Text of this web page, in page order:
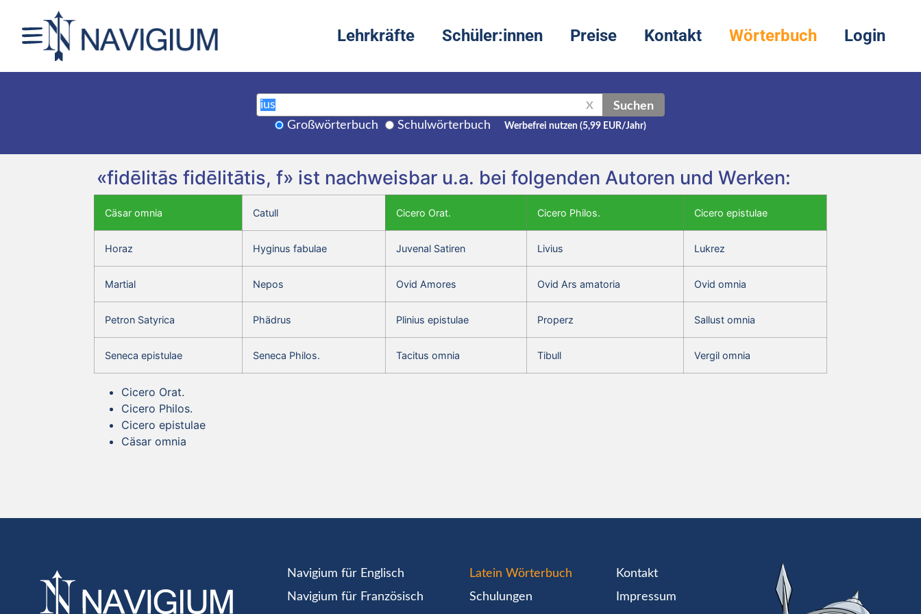
Lehrkräfte Schüler:innen Preise Kontakt Wörterbuch Login
X Suchen
Großwörterbuch Schulwörterbuch Werbefrei nutzen (5,99 EUR/Jahr)
«fidēlitās fidēlitātis, f» ist nachweisbar u.a. bei folgenden Autoren und Werken:
Cäsar omnia Catull Cicero Orat. Cicero Philos. Cicero epistulae
Horaz Hyginus fabulae Juvenal Satiren Livius Lukrez
Martial Nepos Ovid Amores Ovid Ars amatoria Ovid omnia
Petron Satyrica Phädrus Plinius epistulae Properz Sallust omnia
Seneca epistulae Seneca Philos. Tacitus omnia Tibull Vergil omnia
Cicero Orat.
Cicero Philos.
Cicero epistulae
Cäsar omnia
Navigium für Englisch
Navigium für Französisch
Latein Wörterbuch
Schulungen
Kontakt
Impressum